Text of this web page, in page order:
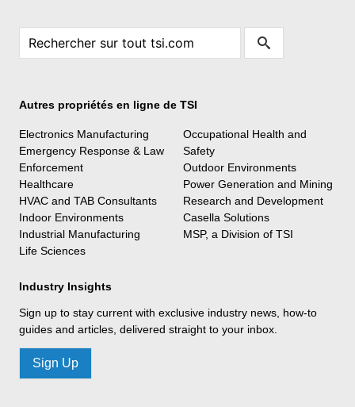
Autres propriétés en ligne de TSI
Electronics Manufacturing
Emergency Response & Law
Enforcement
Healthcare
HVAC and TAB Consultants
Indoor Environments
Industrial Manufacturing
Life Sciences
Occupational Health and
Safety
Outdoor Environments
Power Generation and Mining
Research and Development
Casella Solutions
MSP, a Division of TSI
Industry Insights
Sign up to stay current with exclusive industry news, how-to
guides and articles, delivered straight to your inbox.
Sign Up